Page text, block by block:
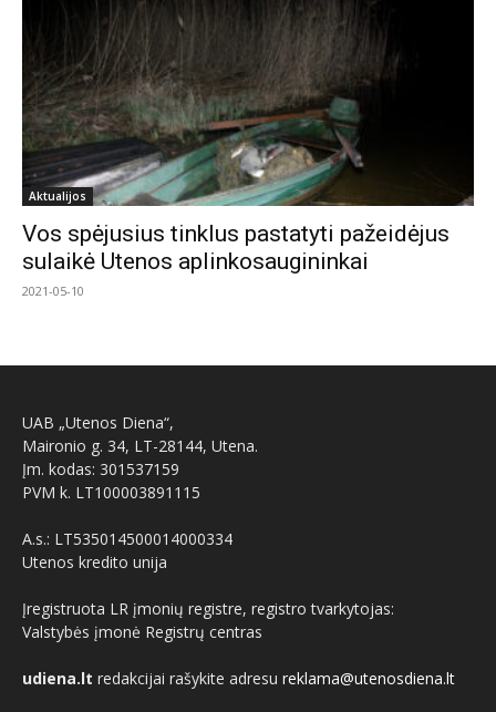
Aktualijos
Vos spėjusius tinklus pastatyti pažeidėjus
sulaikė Utenos aplinkosaugininkai
2021-05-10
UAB „Utenos Diena“,
Maironio g. 34, LT-28144, Utena.
Įm. kodas: 301537159
PVM k. LT100003891115
A.s.: LT535014500014000334
Utenos kredito unija
Įregistruota LR įmonių registre, registro tvarkytojas:
Valstybės įmonė Registrų centras
udiena.lt redakcijai rašykite adresu reklama@utenosdiena.lt